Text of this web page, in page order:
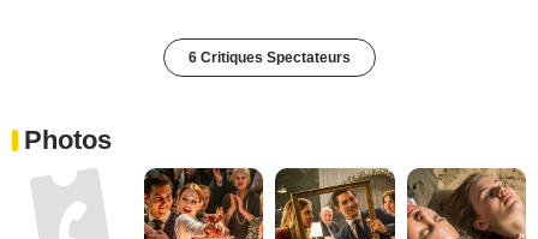
6 Critiques Spectateurs
Photos